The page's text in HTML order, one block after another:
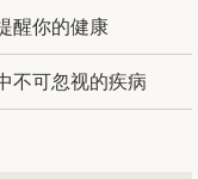
醒你的健康
不可忽视的疾病